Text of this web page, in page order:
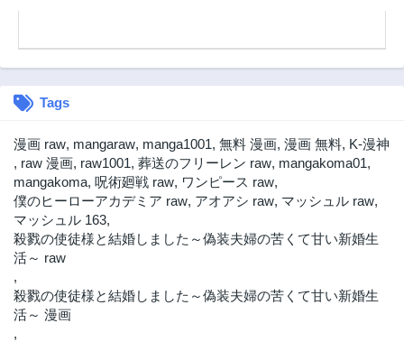
第11話
第10.2話
2年前
第10.1話
2年前
第10話
2年前
第9.2話
第9.1話
2年前
第9話
第8.3話
2年前
第8.2話
Tags
漫画 raw, mangaraw, manga1001, 無料 漫画, 漫画 無料, K-漫神
, raw 漫画, raw1001, 葬送のフリーレン raw, mangakoma01,
mangakoma, 呪術廻戦 raw, ワンピース raw,
僕のヒーローアカデミア raw, アオアシ raw, マッシュル raw,
マッシュル 163,
殺戮の使徒様と結婚しました～偽装夫婦の苦くて甘い新婚生
活～ raw
,
殺戮の使徒様と結婚しました～偽装夫婦の苦くて甘い新婚生
活～ 漫画
,